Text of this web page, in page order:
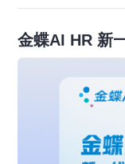
金蝶AI HR 新